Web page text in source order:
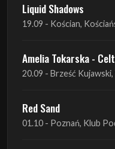
Liquid Shadows
19.09 - Kościan,
Amelia Tokarska -
20.09 - Brześć Kujawski,
Red Sand
01.10 - Poznań, Klub